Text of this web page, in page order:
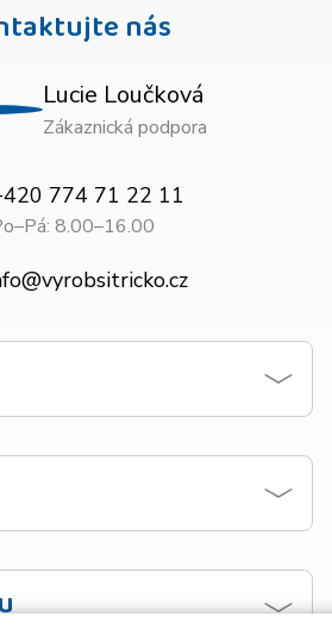
nás
Lucie Loučková
Zákaznická podpora
774 71 22 11
8.00–16.00
údajů